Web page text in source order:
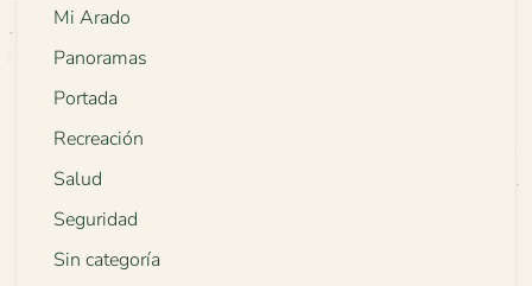
Mi Arado
Panoramas
Portada
Recreación
Salud
Seguridad
Sin categoría